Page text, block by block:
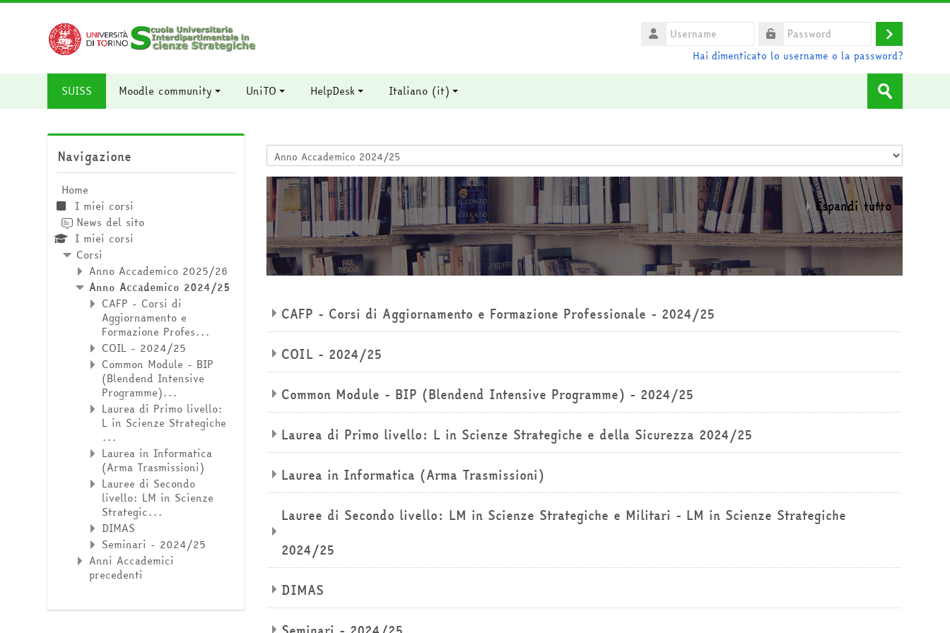
Vai al contenuto principale
Username
Login
Hai dimenticato lo username o la password?
SUISS Moodle community UniTO HelpDesk Italiano ‎(it)‎ Invia
Categorie di corso
Espandi tutto
CAFP - Corsi di Aggiornamento e Formazione Professionale - 2024/25
COIL - 2024/25
Common Module - BIP (Blendend Intensive Programme) - 2024/25
Laurea di Primo livello: L in Scienze Strategiche e della Sicurezza 2024/25
Laurea in Informatica (Arma Trasmissioni)
Lauree di Secondo livello: LM in Scienze Strategiche e Militari - LM in Scienze Strategiche
2024/25
DIMAS
Navigazione
Home
I miei corsi
News del sito
I miei corsi
Corsi
Anno Accademico 2025/26
Anno Accademico 2024/25
CAFP - Corsi di
Aggiornamento e
Formazione Profes...
COIL - 2024/25
Common Module - BIP
(Blendend Intensive
Programme)...
Laurea di Primo livello:
L in Scienze Strategiche
...
Laurea in Informatica
(Arma Trasmissioni)
Lauree di Secondo
livello: LM in Scienze
Strategic...
DIMAS
Seminari - 2024/25
Anni Accademici
precedenti